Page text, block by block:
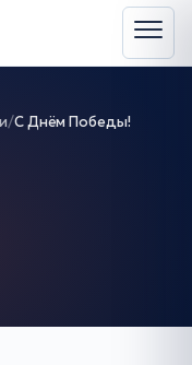
/С Днём Победы!